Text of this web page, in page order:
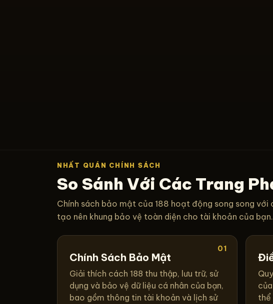
NHẤT QUÁN CHÍNH SÁCH
So Sánh Với Các Trang
Chính sách bảo mật của 188 hoạt động song song
tạo nên khung bảo vệ toàn diện cho tài khoản của
01
Chính Sách Bảo Mật
Giải thích cách 188 thu thập, lưu trữ, sử
dụng và bảo vệ dữ liệu cá nhân của bạn,
bao gồm thông tin tài khoản và lịch sử
thể